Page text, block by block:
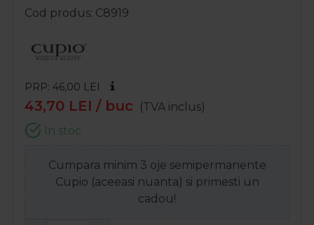
Cod produs C8919
PRP: 46,00 LEI
43,70 LEI / buc
(TVA inclus)
In stoc
Cumpara minim 3 oje semipermanente
Cupio (aceeasi nuanta) si primesti un
cadou!